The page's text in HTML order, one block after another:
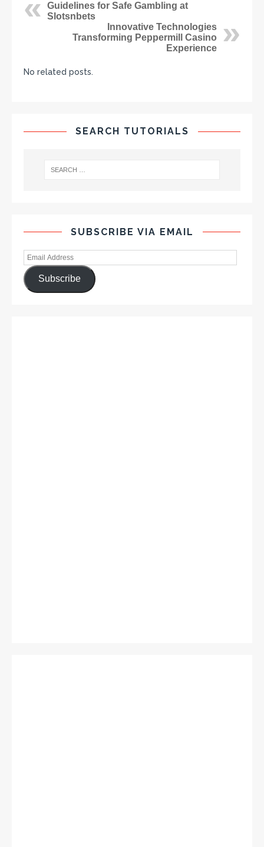
Guidelines for Safe Gambling at
Slotsnbets
Innovative Technologies
Transforming Peppermill Casino
Experience
No related posts.
SEARCH TUTORIALS
SUBSCRIBE VIA EMAIL
Subscribe